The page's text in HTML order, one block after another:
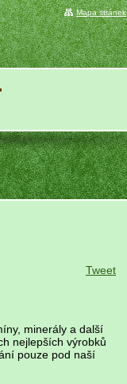
Mapa stránek
Tweet
minerály a další
nejlepších výrobků
pouze pod naší